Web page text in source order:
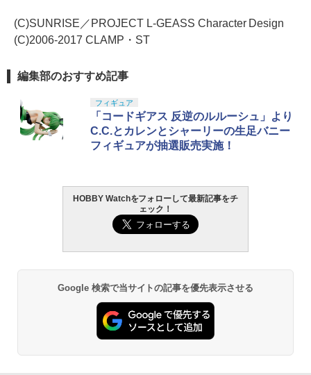
(C)SUNRISE／PROJECT L-GEASS Character Design
(C)2006-2017 CLAMP・ST
編集部のおすすめ記事
フィギュア
「コードギアス 反逆のルルーシュ」より
C.C.とカレンとシャーリーの生足バニー
フィギュアが抽選販売実施！
HOBBY Watchをフォローして最新記事をチ
ェック！
Google 検索で当サイトの記事を優先表示させる